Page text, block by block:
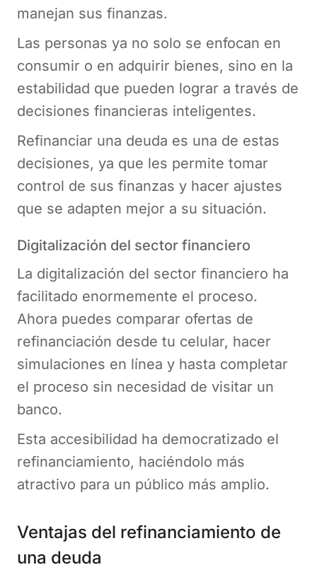
manejan sus finanzas.
Las personas ya no solo se enfocan en
consumir o en adquirir bienes, sino en la
estabilidad que pueden lograr a través de
decisiones financieras inteligentes.
Refinanciar una deuda es una de estas
decisiones, ya que les permite tomar
control de sus finanzas y hacer ajustes
que se adapten mejor a su situación.
Digitalización del sector financiero
La digitalización del sector financiero ha
facilitado enormemente el proceso.
Ahora puedes comparar ofertas de
refinanciación desde tu celular, hacer
simulaciones en línea y hasta completar
el proceso sin necesidad de visitar un
banco.
Esta accesibilidad ha democratizado el
refinanciamiento, haciéndolo más
atractivo para un público más amplio.
Ventajas del refinanciamiento de
una deuda